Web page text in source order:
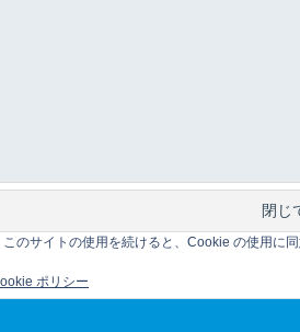
のサイトの使用を続けると、Cookie の使用に同
ポリシー